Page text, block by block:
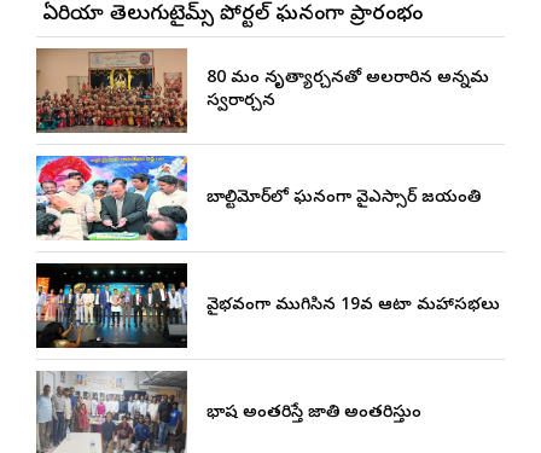
బే ఏరియా తెలుగుటైమ్స్ పోర్టల్ ఘనంగా ప్రారంభం
80 మంది నృత్యార్చనతో అలరారిన అన్నమ
స్వరార్చన
బాల్టిమోర్‌లో ఘనంగా వైఎస్సార్‌ జయంతి
వైభవంగా ముగిసిన 19వ ఆటా మహాసభలు
భాష అంతరిస్తే జాతి అంతరిస్తుంది